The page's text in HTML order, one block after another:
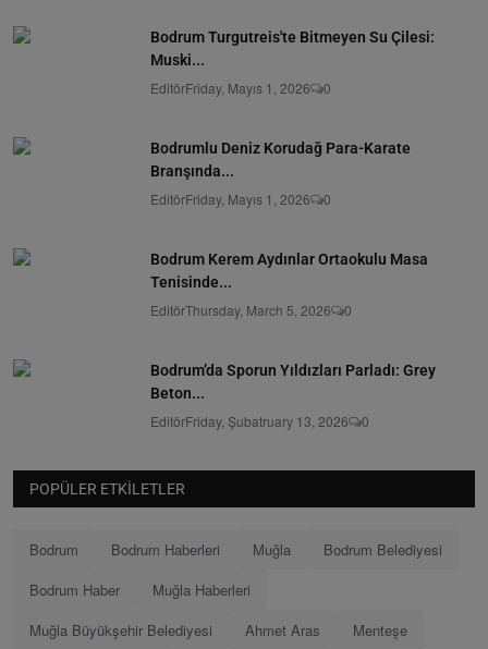
Bodrum Turgutreis'te Bitmeyen Su Çilesi:
Muski...
EditörFriday, Mayıs 1, 2026 0
Bodrumlu Deniz Korudağ Para-Karate
Branşında...
EditörFriday, Mayıs 1, 2026 0
Bodrum Kerem Aydınlar Ortaokulu Masa
Tenisinde...
EditörThursday, March 5, 2026 0
Bodrum’da Sporun Yıldızları Parladı: Grey
Beton...
EditörFriday, Şubatruary 13, 2026 0
POPÜLER ETKILETLER
Bodrum Bodrum Haberleri Muğla
Bodrum Belediyesi
Bodrum Haber
Muğla Haberleri
Muğla Büyükşehir Belediyesi
Ahmet Aras
Menteşe